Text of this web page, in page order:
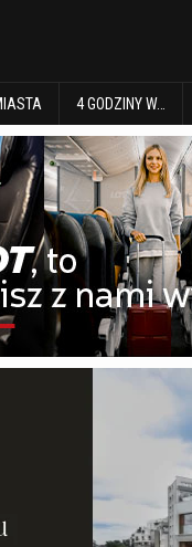
4 GODZINY W…